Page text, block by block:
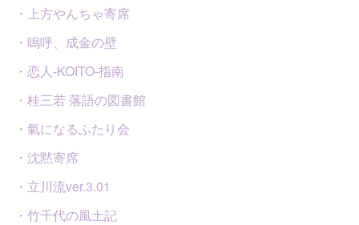
・上方やんちゃ寄席
・嗚呼、成金の壁
・恋人-KOITO-指南
・桂三若 落語の図書館
・氣になるふたり会
・沈黙寄席
・立川流ver.3.01
・竹千代の風土記